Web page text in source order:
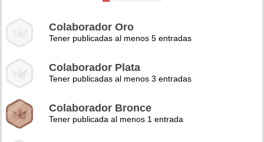
Colaborador Oro
Tener publicadas al menos 5 entradas
Colaborador Plata
Tener publicadas al menos 3 entradas
Colaborador Bronce
Tener publicada al menos 1 entrada